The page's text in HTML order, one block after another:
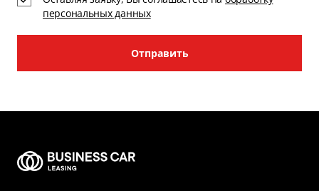
Отправить
персональных данных